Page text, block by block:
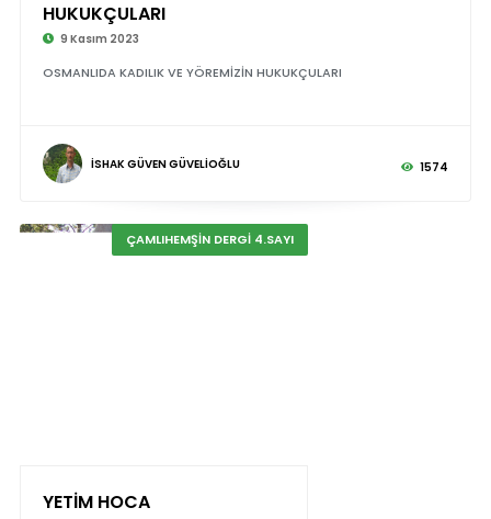
HUKUKÇULARI
9 Kasım 2023
OSMANLIDA KADILIK VE YÖREMİZİN HUKUKÇULARI
İSHAK GÜVEN GÜVELİOĞLU 1574
ÇAMLIHEMŞİN DERGİ 4.SAYI
YETİM HOCA